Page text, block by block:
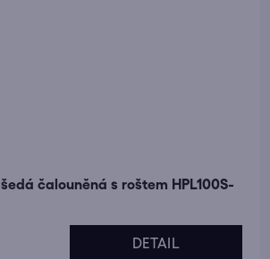
čalouněná s roštem HPL100S-
DETAIL